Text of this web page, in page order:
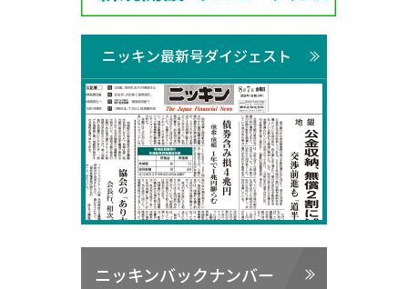
ニッキン最新号ダイジェスト
ニッキンバックナンバー